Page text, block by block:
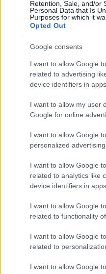
Retention, Sale, and/or
Personal Data that Is
Purposes for which it
Opted Out
Google consents
I want to allow Google
related to advertising
device identifiers in apps.
I want to allow my user
Google for online
I want to allow Google
personalized advertising.
I want to allow Google
related to analytics like
device identifiers in apps.
I want to allow Google
related to functionality
I want to allow Google
related to
I want to allow Google